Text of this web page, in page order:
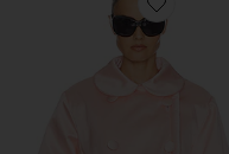
Favorite